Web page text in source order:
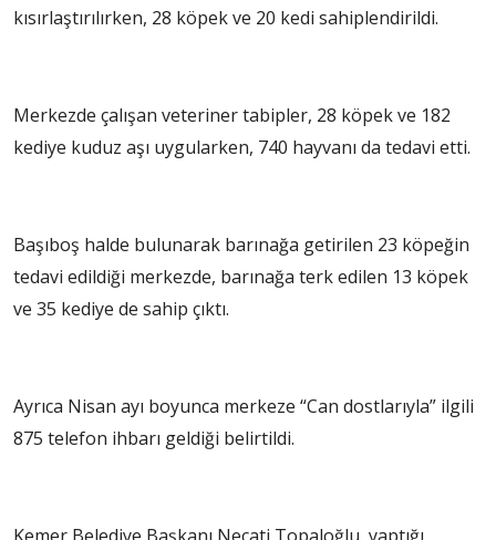
kısırlaştırılırken, 28 köpek ve 20 kedi sahiplendirildi.
Merkezde çalışan veteriner tabipler, 28 köpek ve 182
kediye kuduz aşı uygularken, 740 hayvanı da tedavi etti.
Başıboş halde bulunarak barınağa getirilen 23 köpeğin
tedavi edildiği merkezde, barınağa terk edilen 13 köpek
ve 35 kediye de sahip çıktı.
Ayrıca Nisan ayı boyunca merkeze “Can dostlarıyla” ilgili
875 telefon ihbarı geldiği belirtildi.